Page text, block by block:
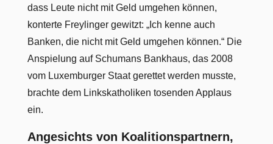
dass Leute nicht mit Geld umgehen können,
konterte Freylinger gewitzt: „Ich kenne auch
Banken, die nicht mit Geld umgehen können.“ Die
Anspielung auf Schumans Bankhaus, das 2008
vom Luxemburger Staat gerettet werden musste,
brachte dem Linkskatholiken tosenden Applaus
ein.
Angesichts von Koalitionspartnern,